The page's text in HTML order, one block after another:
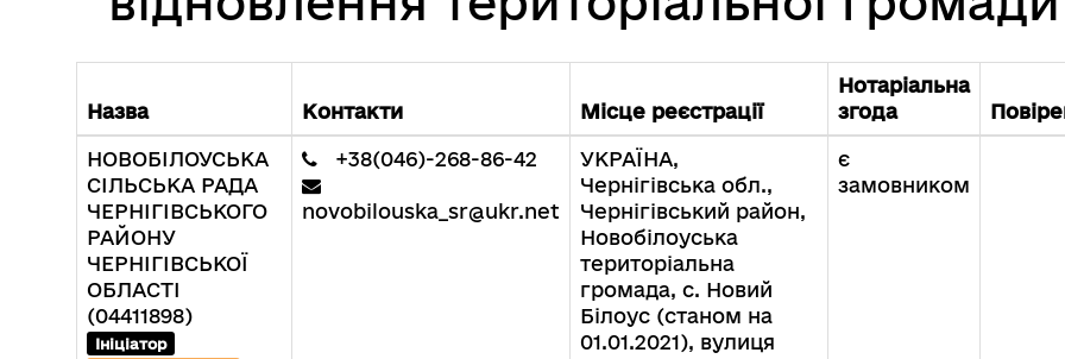
Назва Контакти Місце реєстрації
Нотаріальна
згода
НОВОБІЛОУСЬКА
СІЛЬСЬКА РАДА
ЧЕРНІГІВСЬКОГО
РАЙОНУ
ЧЕРНІГІВСЬКОЇ
ОБЛАСТІ
(04411898)
Ініціатор
+38(046)-268-86-42
novobilouska_sr@ukr.net
УКРАЇНА,
Чернігівська обл.,
Чернігівський район,
Новобілоуська
територіальна
громада, с. Новий
Білоус (станом на
01.01.2021), вулиця
є
замовником